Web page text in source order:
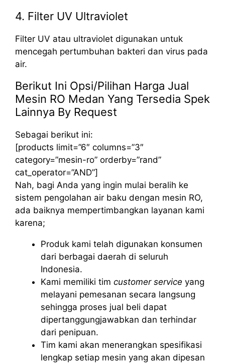
4. Filter UV Ultraviolet
Filter UV atau ultraviolet digunakan untuk
mencegah pertumbuhan bakteri dan virus pada
air.
Berikut Ini Opsi/Pilihan Harga Jual
Mesin RO Medan Yang Tersedia Spek
Lainnya By Request
Sebagai berikut ini:
[products limit=”6″ columns=”3″
category=”mesin-ro” orderby=”rand”
cat_operator=”AND”]
Nah, bagi Anda yang ingin mulai beralih ke
sistem pengolahan air baku dengan mesin RO,
ada baiknya mempertimbangkan layanan kami
karena;
Produk kami telah digunakan konsumen
dari berbagai daerah di seluruh
Indonesia.
Kami memiliki tim customer service yang
melayani pemesanan secara langsung
sehingga proses jual beli dapat
dipertanggungjawabkan dan terhindar
dari penipuan.
Tim kami akan menerangkan spesifikasi
lengkap setiap mesin yang akan dipesan